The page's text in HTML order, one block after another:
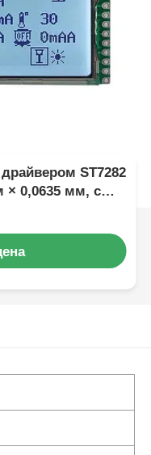
ST7282
× 0,0635 мм, с